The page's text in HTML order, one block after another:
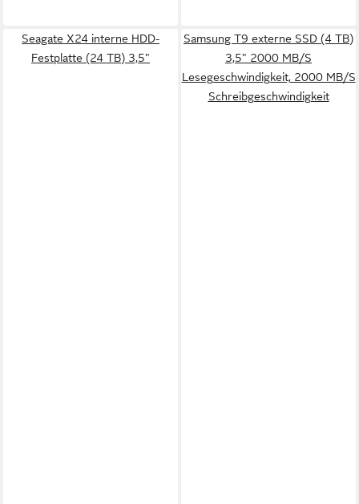
Seagate X24 interne HDD-
Festplatte (24 TB) 3,5"
Samsung T9 externe SSD (4 TB)
3,5" 2000 MB/S
Lesegeschwindigkeit, 2000 MB/S
Schreibgeschwindigkeit